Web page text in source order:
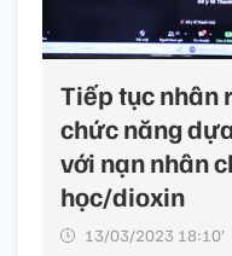
Tiếp tục nhân
chức năng
với nạn nhân
học/dioxin
13/03/2023 18:10’